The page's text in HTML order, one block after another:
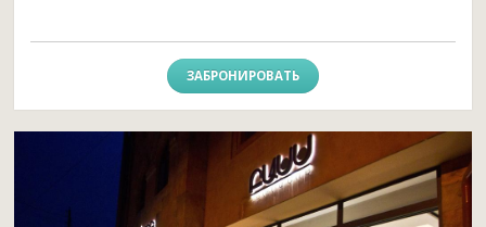
ЗАБРОНИРОВАТЬ